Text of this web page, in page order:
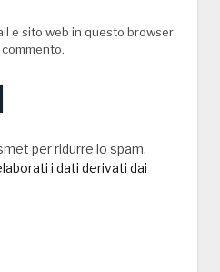
e sito web in questo browser
per ridurre lo spam.
i dati derivati dai